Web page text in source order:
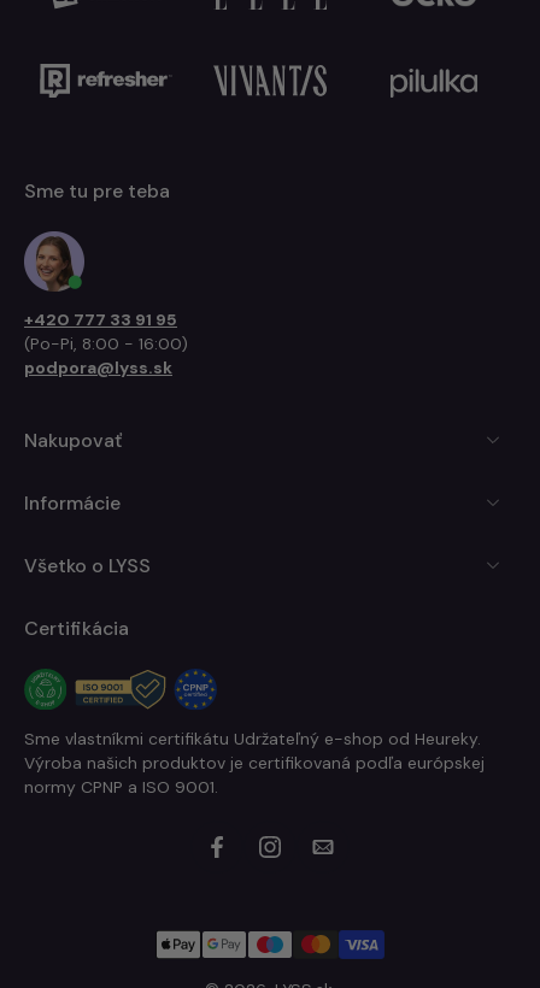
Sme tu pre teba
+420 777 33 91 95
(Po-Pi, 8:00 - 16:00)
podpora@lyss.sk
Nakupovať
Informácie
Všetko o LYSS
Certifikácia
Sme vlastníkmi certifikátu Udržateľný e-shop od Heureky.
Výroba našich produktov je certifikovaná podľa európskej
normy CPNP a ISO 9001.